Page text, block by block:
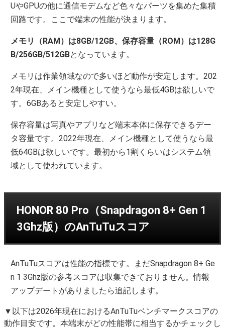
UやGPUの他に通信モデムなど色々なパーツを集めた集積
回路です。ここで端末の性能が決まります。
メモリ（RAM）は8GB/12GB、保存容量（ROM）は128G
B/256GB/512GBとなっています。
メモリは作業領域なので多いほど動作が安定します。202
2年現在、メイン機種として使うなら最低4GBは欲しいで
す。6GBあると安定しやすい。
保存容量は写真やアプリなど端末本体に保存できるデー
タ容量です。2022年現在、メイン機種として使うなら最
低64GBは欲しいです。最初から1割くらいはシステム領
域として使われています。
HONOR 80 Pro（Snapdragon 8+ Gen 1
3Ghz版）のAnTuTuスコア
AnTuTuスコアは性能の指標です。
まだSnapdragon 8+ Ge
n 1 3Ghz版の参考スコアは収集できておりません。情報
アップデートがありましたら追記します。
▼以下は2026年現在におけるAnTuTuベンチマークスコアの
動作目安です。本端末がどの性能帯に相当するかチェックし